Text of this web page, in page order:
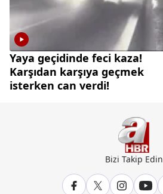
Yaya geçidinde feci kaza!
Karşıdan karşıya geçmek
isterken can verdi!
Bizi Takip Edin